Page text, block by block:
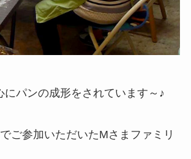
にパンの成形をされています～♪
ご参加いただいたMさまファミリ